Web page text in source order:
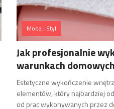
Moda i Styl
Jak profesjonalnie
warunkach
Estetyczne wykończenie
elementów, który najbardziej
od prac wykonywanych przez